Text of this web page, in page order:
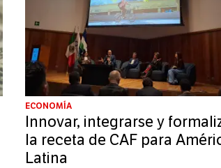
ECONOMÍA
Innovar, integrarse y
la receta de CAF para
Latina